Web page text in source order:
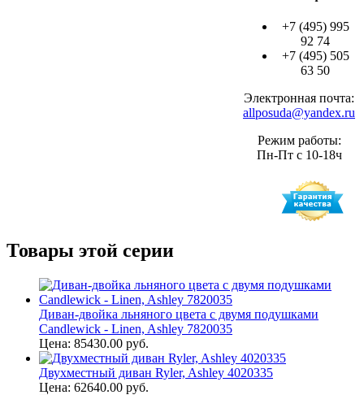
+7 (495) 995
92 74
+7 (495) 505
63 50
Электронная почта:
allposuda@yandex.ru
Режим работы:
Пн-Пт с 10-18ч
Товары этой серии
Диван-двойка льняного цвета с двумя подушками
Candlewick - Linen, Ashley 7820035
Цена: 85430.00 руб.
Двухместный диван Ryler, Ashley 4020335
Цена: 62640.00 руб.